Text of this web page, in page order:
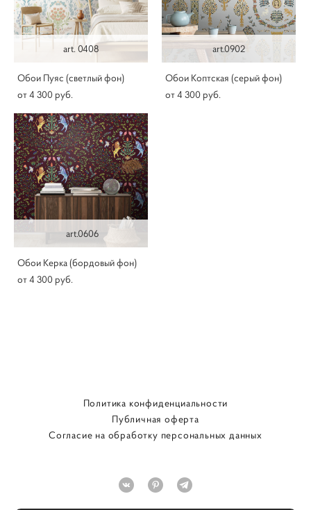
art. 0408
Обои Пуяс (светлый фон)
от 4 300 pуб.
art.0902
Обои Коптская (серый фон)
от 4 300 pуб.
art.0606
Обои Керка (бордовый фон)
от 4 300 pуб.
Политика конфиденциальности
Публичная оферта
Согласие на обработку персональных данных